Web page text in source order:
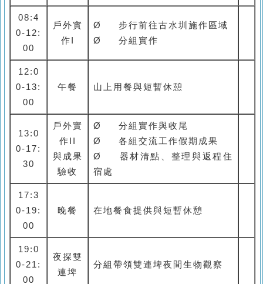
08:4
0-12:
00
戶外實
作I
Ø 步行前往古水圳施作區域
Ø 分組實作
12:0
0-13:
00
午餐 山上用餐與短暫休憩
13:0
0-17:
30
戶外實
作II
與成果
驗收
Ø 分組實作與收尾
Ø 各組交流工作假期成果
Ø 器材清點、整理與返程住
宿處
17:3
0-19:
00
晚餐 在地餐食提供與短暫休憩
19:0
0-21:
00
夜探雙
連埤
分組帶領雙連埤夜間生物觀察